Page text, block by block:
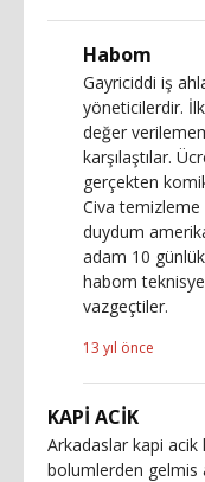
Habom
Gayriciddi iş
yöneticilerdir.
değer
karşılaştılar.
gerçekten
Civa temizleme
duydum
adam 10
habom
vazgeçtiler.
13 yıl önce
KAPİ ACİK
Arkadaslar kapi
bolumlerden gelmis